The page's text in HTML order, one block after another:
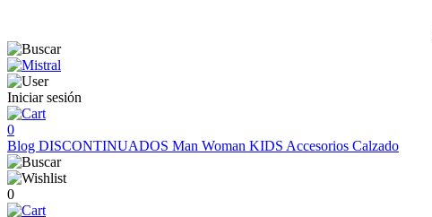
Iniciar sesión
0
Blog DISCONTINUADOS Man Woman KIDS Accesorios Calzado
0